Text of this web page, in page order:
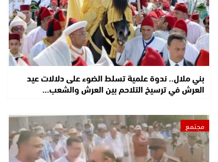
بني ملال.. ندوة علمية تسلط الضوء على دلالات عيد
العرش في ترسيخ التلاحم بين العرش والشعب…
مجتمع